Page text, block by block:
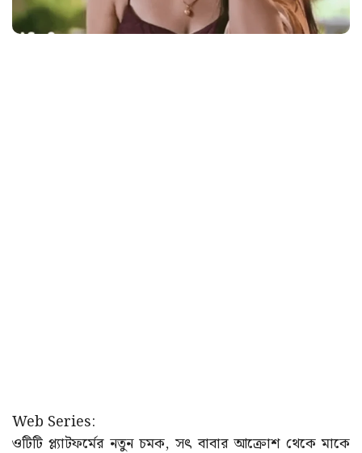
Web Series:
ওটিটি প্ল্যাটফর্মের নতুন চমক, সৎ বাবার আক্রোশ থেকে মাকে